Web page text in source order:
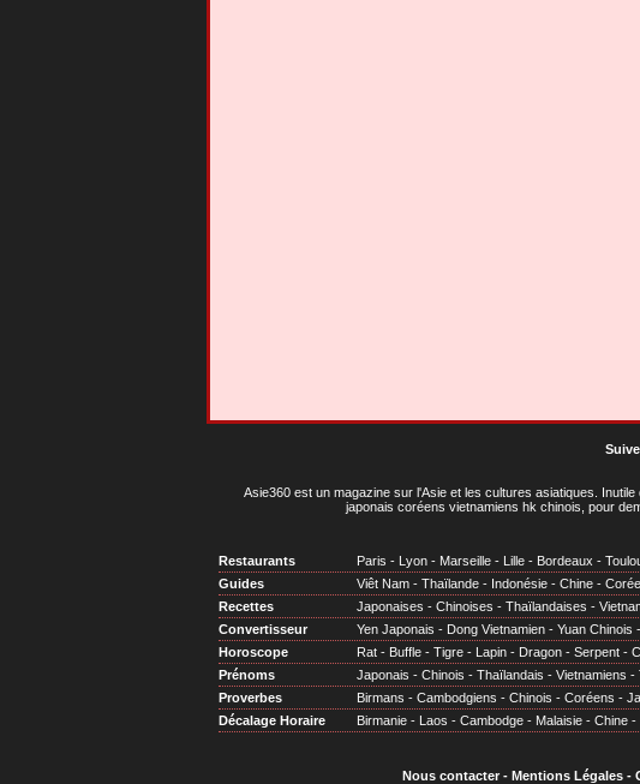
Asie360 est un magazine sur l'Asie et les cultures asiatiques .
japonais coréens vietnamiens hk chinois, pour
Restaurants Paris - Lyon - Marseille - Lille - Bordeaux -
Guides
Viêt Nam - Thaïlande - Indonésie - Chine -
Recettes
Japonaises - Chinoises - Thaïlandaises -
Convertisseur
Yen Japonais - Dong Vietnamien - Yuan Chinois -
Horoscope
Rat - Buffle - Tigre - Lapin - Dragon - Serpent -
Prénoms
Japonais - Chinois - Thaïlandais - Vietnamiens -
Proverbes
Birmans - Cambodgiens - Chinois - Coréens -
Décalage Horaire
Birmanie - Laos - Cambodge - Malaisie - Chine -
Nous contacter- Mentions Légales-